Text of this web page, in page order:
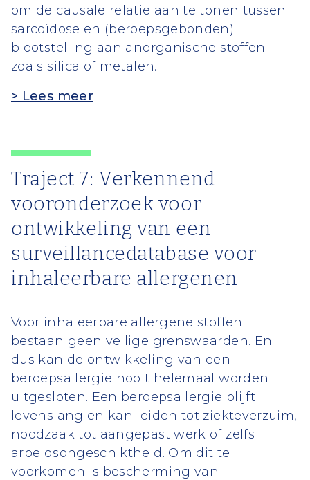
om de causale relatie aan te tonen tussen
sarcoïdose en (beroepsgebonden)
blootstelling aan anorganische stoffen
zoals silica of metalen.
> Lees meer
Traject 7: Verkennend
vooronderzoek voor
ontwikkeling van een
surveillancedatabase voor
inhaleerbare allergenen
Voor inhaleerbare allergene stoffen
bestaan geen veilige grenswaarden. En
dus kan de ontwikkeling van een
beroepsallergie nooit helemaal worden
uitgesloten. Een beroepsallergie blijft
levenslang en kan leiden tot ziekteverzuim,
noodzaak tot aangepast werk of zelfs
arbeidsongeschiktheid. Om dit te
voorkomen is bescherming van